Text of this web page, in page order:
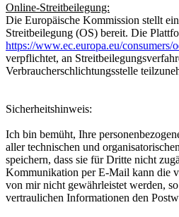
Online-Streitbeilegung:
Die Europäische Kommission stellt
Streitbeilegung (OS) bereit. Die
https://www.ec.europa.eu/consumers/
verpflichtet, an
Verbraucherschlichtungsstelle
Sicherheitshinweis:
Ich bin bemüht, Ihre
aller technischen und
speichern, dass sie für Dritte nicht
Kommunikation per E-Mail kann die
von mir nicht gewährleistet werden,
vertraulichen Informationen den